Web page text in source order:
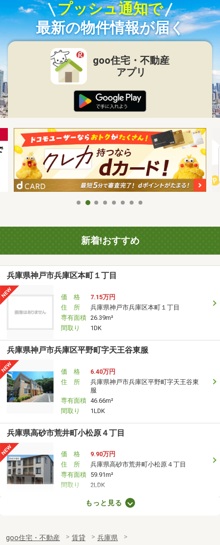
プッシュ通知で
最新の物件情報が届く
goo住宅・不動産
アプリ
新着!おすすめ
兵庫県神戸市兵庫区本町１丁目
価 格
7.15万円
住 所
兵庫県神戸市兵庫区本町１丁目
専有面積 26.39m²
間取り
1DK
兵庫県神戸市兵庫区平野町字天王谷東服
価 格
6.40万円
住 所
兵庫県神戸市兵庫区平野町字天王谷東
服
専有面積 46.66m²
間取り
1LDK
兵庫県高砂市荒井町小松原４丁目
価 格
9.90万円
住 所
兵庫県高砂市荒井町小松原４丁目
専有面積 59.91m²
間取り
2LDK
兵庫県姫路市辻井７丁目
住 所
兵庫県姫路市辻井７丁目
もっと見る
goo住宅・不動産 賃貸
兵庫県